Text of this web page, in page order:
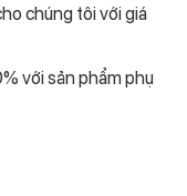
chúng tôi với giá
với sản phẩm phụ